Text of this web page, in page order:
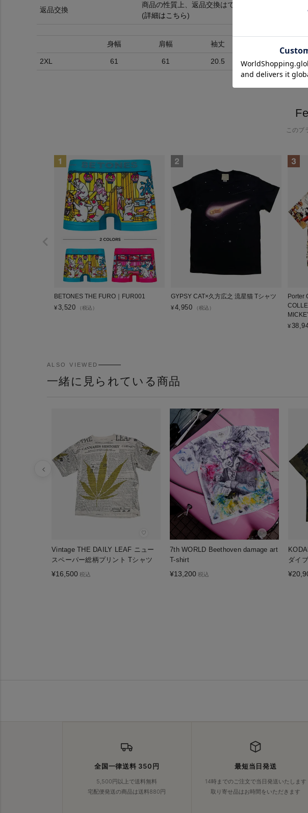
返品交換
商品の性質上、返品交換はできません。
(詳細はこちら)
身幅 肩幅 袖丈
2XL 61 61 20.5 76
このブ
BETONES THE FURO｜FUR001
¥ 3,520 （税込）
GYPSY CAT×久方広之 流星猫 Tシャツ
¥4,950 （税込）
Porter
¥
ALSO VIEWED
一緒に見られている商品
♡
Vintage THE DAILY LEAF ニュー
スペーパー総柄プリント Tシャツ
¥16,500 税込
♡
7th WORLD Beethoven damage art
T-shirt
¥13,200 税込
ダイ
¥
全国一律送料 350円
5,500円以上で送料無料
宅配便発送の商品は送料880円
最短当日発送
14時までのご注文で当日発送いたします
取り寄せ品はお時間をいただきます